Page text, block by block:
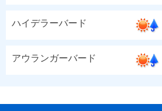
ハイデラーバード
アウランガーバード